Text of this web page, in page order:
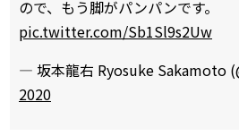
ので、もう脚がパンパンです。
pic.twitter.com/Sb1Sl9s2Uw
— 坂本龍右 Ryosuke Sakamoto
2020